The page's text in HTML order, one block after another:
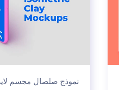
نموذج صلصال مجسم